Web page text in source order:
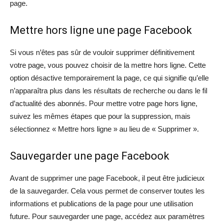
page.
Mettre hors ligne une page Facebook
Si vous n’êtes pas sûr de vouloir supprimer définitivement
votre page, vous pouvez choisir de la mettre hors ligne. Cette
option désactive temporairement la page, ce qui signifie qu’elle
n’apparaîtra plus dans les résultats de recherche ou dans le fil
d’actualité des abonnés. Pour mettre votre page hors ligne,
suivez les mêmes étapes que pour la suppression, mais
sélectionnez « Mettre hors ligne » au lieu de « Supprimer ».
Sauvegarder une page Facebook
Avant de supprimer une page Facebook, il peut être judicieux
de la sauvegarder. Cela vous permet de conserver toutes les
informations et publications de la page pour une utilisation
future. Pour sauvegarder une page, accédez aux paramètres